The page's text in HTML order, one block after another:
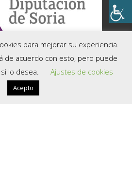
para mejorar su experiencia.
de acuerdo con esto, pero puede
lo desea.
Ajustes de cookies
Acepto